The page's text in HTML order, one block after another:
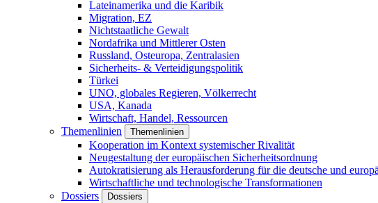
Lateinamerika und die Karibik
Migration, EZ
Nichtstaatliche Gewalt
Nordafrika und Mittlerer Osten
Russland, Osteuropa, Zentralasien
Sicherheits- & Verteidigungspolitik
Türkei
UNO, globales Regieren, Völkerrecht
USA, Kanada
Wirtschaft, Handel, Ressourcen
Themenlinien
Themenlinien
Kooperation im Kontext systemischer Rivalität
Neugestaltung der europäischen Sicherheitsordnung
Autokratisierung als Herausforderung für die deutsche und
Wirtschaftliche und technologische Transformationen
Dossiers
Dossiers